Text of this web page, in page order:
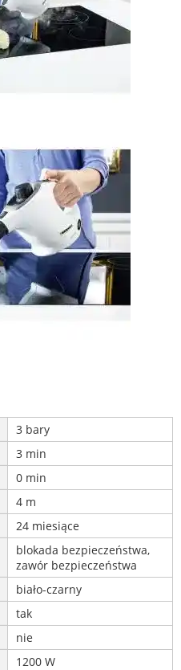
3 bary
3 min
0 min
4 m
24 miesiące
blokada bezpieczeństwa,
zawór bezpieczeństwa
biało-czarny
tak
nie
1200 W